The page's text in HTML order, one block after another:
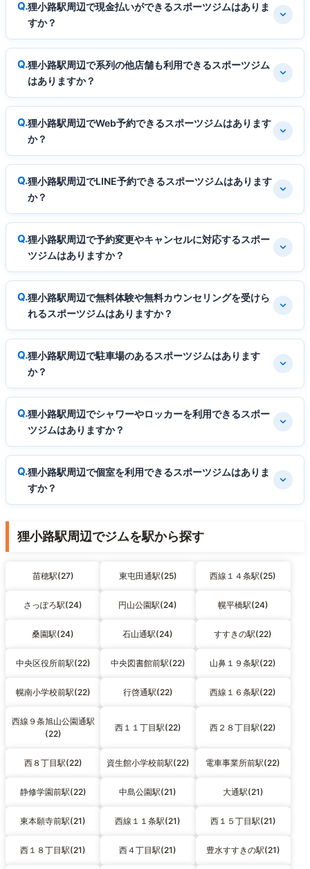
狸小路駅周辺で現金払いができるスポーツジムはありま
すか？
狸小路駅周辺で系列の他店舗も利用できるスポーツジム
はありますか？
狸小路駅周辺でWeb予約できるスポーツジムはあります
か？
狸小路駅周辺でLINE予約できるスポーツジムはあります
か？
狸小路駅周辺で予約変更やキャンセルに対応するスポー
ツジムはありますか？
狸小路駅周辺で無料体験や無料カウンセリングを受けら
れるスポーツジムはありますか？
狸小路駅周辺で駐車場のあるスポーツジムはあります
か？
狸小路駅周辺でシャワーやロッカーを利用できるスポー
ツジムはありますか？
狸小路駅周辺で個室を利用できるスポーツジムはありま
すか？
狸小路駅周辺でジムを駅から探す
苗穂駅(27) 東屯田通駅(25) 西線１４条駅(25)
さっぽろ駅(24) 円山公園駅(24) 幌平橋駅(24)
桑園駅(24) 石山通駅(24) すすきの駅(22)
中央区役所前駅(22) 中央図書館前駅(22) 山鼻１９条駅(22)
幌南小学校前駅(22) 行啓通駅(22) 西線１６条駅(22)
西線９条旭山公園通駅
(22)
西１１丁目駅(22) 西２８丁目駅(22)
西８丁目駅(22) 資生館小学校前駅(22) 電車事業所前駅(22)
静修学園前駅(22) 中島公園駅(21) 大通駅(21)
東本願寺前駅(21) 西線１１条駅(21) 西１５丁目駅(21)
西１８丁目駅(21) 西４丁目駅(21) 豊水すすきの駅(21)